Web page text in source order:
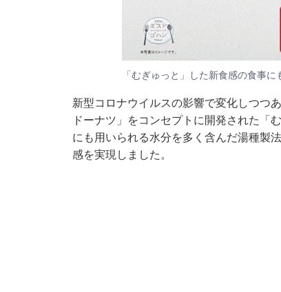
「むぎゅっと」した新食感の食事
新型コロナウイルスの影響で変化しつつ
ドーナツ」をコンセプトに開発された「
にも用いられる水分を多く含んだ湯種製
感を実現しました。